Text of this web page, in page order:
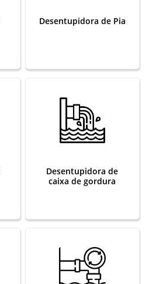
Desentupidora de Pia
Desentupidora de
caixa de gordura